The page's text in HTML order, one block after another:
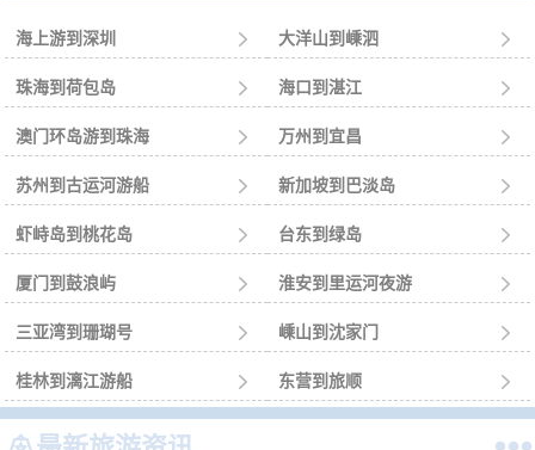
海上游到深圳  大洋山到嵊泗 
珠海到荷包岛  海口到湛江 
澳门环岛游到珠海  万州到宜昌 
苏州到古运河游船  新加坡到巴淡岛 
虾峙岛到桃花岛  台东到绿岛 
厦门到鼓浪屿  淮安到里运河夜游 
三亚湾到珊瑚号  嵊山到沈家门 
桂林到漓江游船  东营到旅顺 